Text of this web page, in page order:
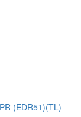
(EDR51)(TL)